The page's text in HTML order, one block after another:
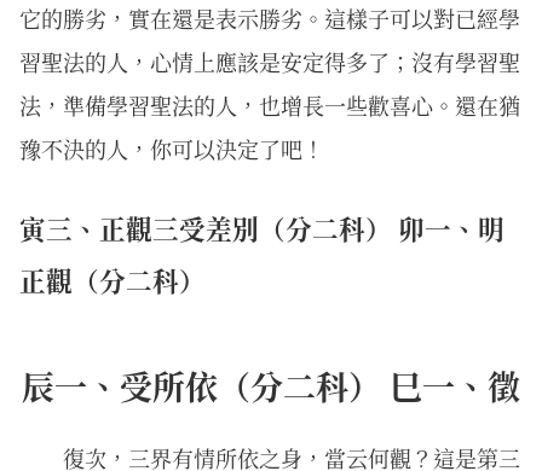
它的勝劣，實在還是表示勝劣。這樣子可以對已經學
習聖法的人，心情上應該是安定得多了；沒有學習聖
法，準備學習聖法的人，也增長一些歡喜心。還在猶
豫不決的人，你可以決定了吧！
寅三、正觀三受差別（分二科） 卯一、明
正觀（分二科）
辰一、受所依（分二科） 巳一、徵
復次，三界有情所依之身，當云何觀？這是第三